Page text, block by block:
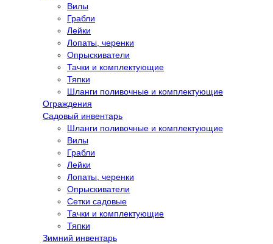
Вилы
Грабли
Лейки
Лопаты, черенки
Опрыскиватели
Тачки и комплектующие
Тяпки
Шланги поливочные и комплектующие
Ограждения
Садовый инвентарь
Шланги поливочные и комплектующие
Вилы
Грабли
Лейки
Лопаты, черенки
Опрыскиватели
Сетки садовые
Тачки и комплектующие
Тяпки
Зимний инвентарь